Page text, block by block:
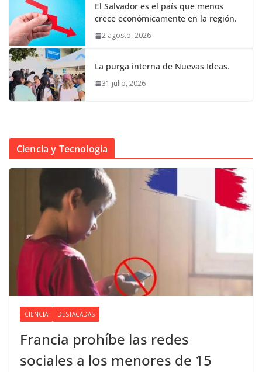
El Salvador es el país que menos
crece económicamente en la región.
2 agosto, 2026
La purga interna de Nuevas Ideas.
31 julio, 2026
Ciencia y Tecnología
CIENCIA DESTACADAS
Francia prohíbe las redes
sociales a los menores de 15